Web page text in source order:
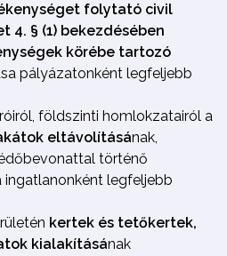
folytató civil
4. § (1) bekezdésében
körébe tartozó
pályázatonként legfeljebb
földszinti homlokzatairól a
eltávolításának,
történő
legfeljebb
kertek és tetőkertek,
kialakításának